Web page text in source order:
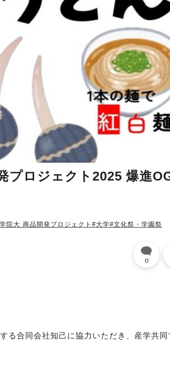
プロジェクト2025 爆進
院大 商品開発プロジェクト #大学#文化祭・学園祭
0
る合同会社知己に協力いただき、産学共同